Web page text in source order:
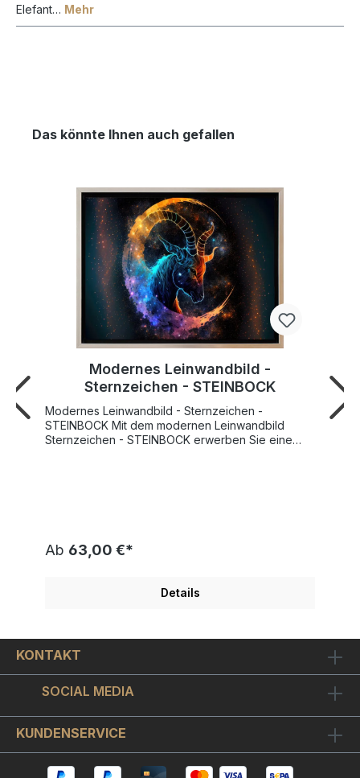
Elefant… Mehr
Das könnte Ihnen auch gefallen
Modernes Leinwandbild -
Sternzeichen - STEINBOCK
Modernes Leinwandbild - Sternzeichen -
STEINBOCK Mit dem modernen Leinwandbild
Sternzeichen - STEINBOCK erwerben Sie eine
und Schwächen zugeordnet. Wählen Sie oben
Sternzeichen - STEINBOCK als Leinwandbild
eigens auf Keilrahmen aufgespannt in einer ganz
extrahohen und stabilen Keilrahmen auf. Kleinere
Formate bekommen einen 2cm normalhohen
Keilrahmen. Die Kanten des Bildes sind auch
bedruckt und um unsere Leinwandbilder
besonders langlebig zu machen, versehen wir sie
mit einer schützenden Firnißschicht.
Ab 63,00 €*
Details
KONTAKT
SOCIAL MEDIA
KUNDENSERVICE